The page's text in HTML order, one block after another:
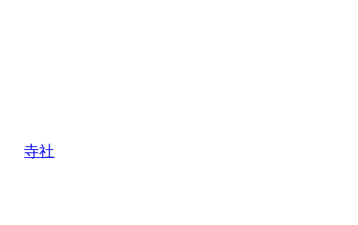
寺社